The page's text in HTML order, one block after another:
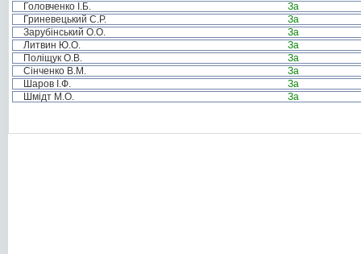
Головченко І.Б.
За
Гриневецький С.Р.
За
Зарубінський О.О.
За
Литвин Ю.О.
За
Поліщук О.В.
За
Сінченко В.М.
За
Шаров І.Ф.
За
Шмідт М.О.
За